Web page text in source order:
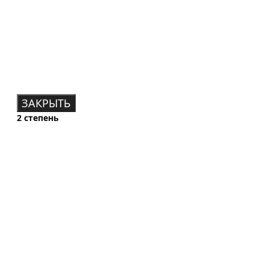
ЗАКРЫТЬ
2 степень